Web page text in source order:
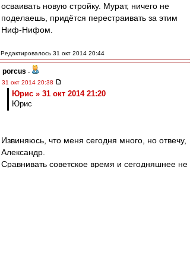
осваивать новую стройку. Мурат, ничего не
поделаешь, придётся перестраивать за этим
Ниф-Нифом.
Редактировалось 31 окт 2014 20:44
porcus -
31 окт 2014 20:38
Юрис » 31 окт 2014 21:20
Юрис
Извиняюсь, что меня сегодня много, но отвечу,
Александр.
Сравнивать советское время и сегодняшнее не